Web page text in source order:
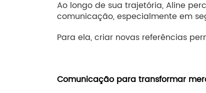
Ao longo de sua trajetória, Aline
comunicação, especialmente em
Para ela, criar novas referências
Comunicação para transformar